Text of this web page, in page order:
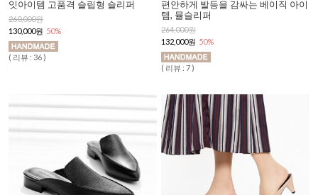
잇아이템 고품격 슬립형 슬리퍼
260,000원
130,000원 50%
( 리뷰 : 36 )
편안하게 발등을 감싸는 베이직 아이
템, 뮬슬리퍼
264,000원
132,000원 50%
( 리뷰 : 7 )